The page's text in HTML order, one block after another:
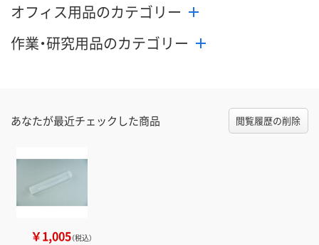
オフィス用品のカテゴリー
作業・研究用品のカテゴリー
あなたが最近チェックした商品 閲覧履歴の削除
￥1,005（税込）